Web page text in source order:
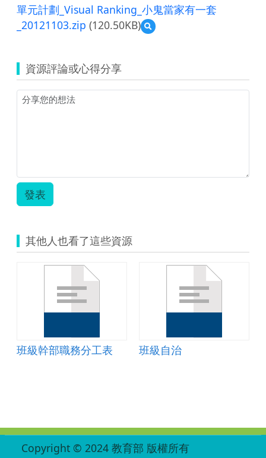
單元計劃_Visual Ranking_小鬼當家有一套
_20121103.zip (120.50KB)
預
覽
劃
_Visual
資源評論或心得分享
發表
其他人也看了這些資源
班級幹部職務分工表
班級自治
Copyright © 2024 教育部 版權所有